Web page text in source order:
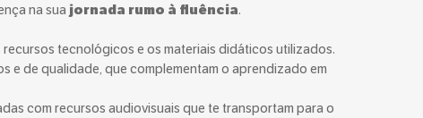
na sua jornada rumo à fluência.
tecnológicos e os materiais didáticos utilizados.
e de qualidade, que complementam o aprendizado em
com recursos audiovisuais que te transportam para o